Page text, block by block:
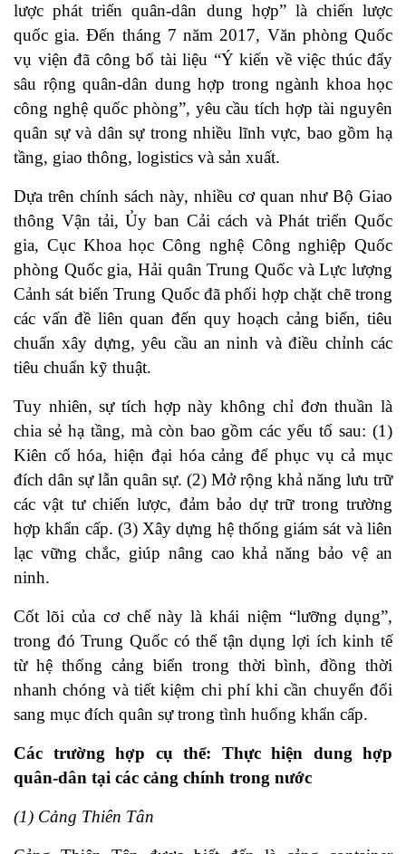
lược phát triển quân-dân dung hợp” là chiến lược
quốc gia. Đến tháng 7 năm 2017, Văn phòng Quốc
vụ viện đã công bố tài liệu “Ý kiến về việc thúc đẩy
sâu rộng quân-dân dung hợp trong ngành khoa học
công nghệ quốc phòng”, yêu cầu tích hợp tài nguyên
quân sự và dân sự trong nhiều lĩnh vực, bao gồm hạ
tầng, giao thông, logistics và sản xuất.
Dựa trên chính sách này, nhiều cơ quan như Bộ Giao
thông Vận tải, Ủy ban Cải cách và Phát triển Quốc
gia, Cục Khoa học Công nghệ Công nghiệp Quốc
phòng Quốc gia, Hải quân Trung Quốc và Lực lượng
Cảnh sát biển Trung Quốc đã phối hợp chặt chẽ trong
các vấn đề liên quan đến quy hoạch cảng biển, tiêu
chuẩn xây dựng, yêu cầu an ninh và điều chỉnh các
tiêu chuẩn kỹ thuật.
Tuy nhiên, sự tích hợp này không chỉ đơn thuần là
chia sẻ hạ tầng, mà còn bao gồm các yếu tố sau: (1)
Kiên cố hóa, hiện đại hóa cảng để phục vụ cả mục
đích dân sự lẫn quân sự. (2) Mở rộng khả năng lưu trữ
các vật tư chiến lược, đảm bảo dự trữ trong trường
hợp khẩn cấp. (3)Xây dựng hệ thống giám sát và liên
lạc vững chắc, giúp nâng cao khả năng bảo vệ an
ninh.
Cốt lõi của cơ chế này là khái niệm “lưỡng dụng”,
trong đó Trung Quốc có thể tận dụng lợi ích kinh tế
từ hệ thống cảng biển trong thời bình, đồng thời
nhanh chóng và tiết kiệm chi phí khi cần chuyển đổi
sang mục đích quân sự trong tình huống khẩn cấp.
Các trường hợp cụ thể: Thực hiện dung hợp
quân-dân tại các cảng chính trong nước
(1) Cảng Thiên Tân